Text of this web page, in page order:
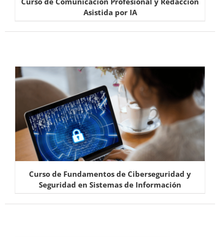
Asistida por IA
Curso de Fundamentos de Ciberseguridad y
Seguridad en Sistemas de Información